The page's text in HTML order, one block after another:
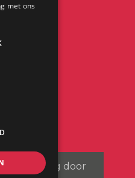
8
door
met ons